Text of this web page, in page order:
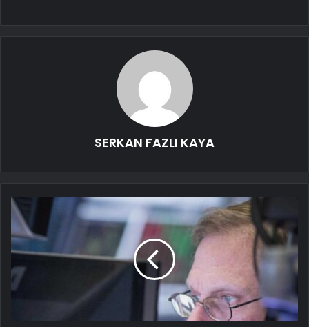
SERKAN FAZLI KAYA